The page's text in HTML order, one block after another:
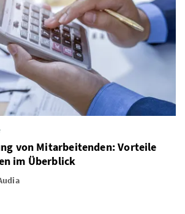
von Mitarbeitenden: Vorteile
im Überblick